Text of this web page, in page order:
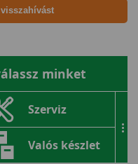
minket
Szerviz
Valós készlet
...